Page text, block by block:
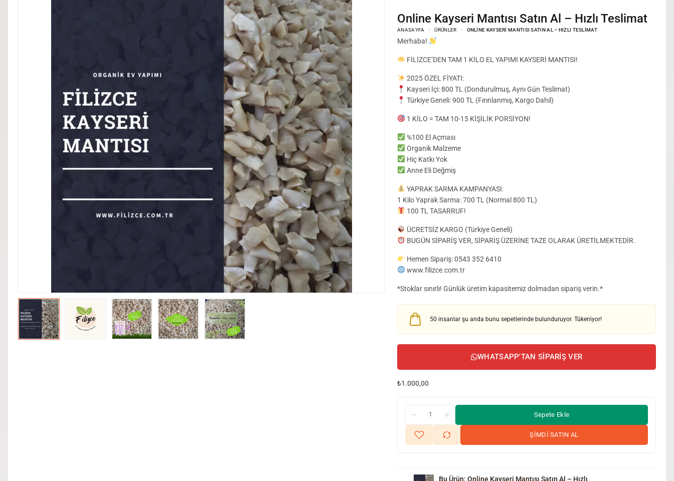
Online Kayseri Mantısı Satın Al – Hızlı Teslimat
ANASAYFA ÜRÜNLER ONLINE KAYSERI MANTISI SATIN AL – HIZLI TESLIMAT
Merhaba!
FİLİZCE’DEN TAM 1 KİLO EL YAPIMI KAYSERİ MANTISI!
2025 ÖZEL FİYATI:
Kayseri İçi: 800 TL (Dondurulmuş, Aynı Gün Teslimat)
Türkiye Geneli: 900 TL (Fırınlanmış, Kargo Dahil)
1 KİLO = TAM 10-15 KİŞİLİK PORSİYON!
%100 El Açması
Organik Malzeme
Hiç Katkı Yok
Anne Eli Değmiş
YAPRAK SARMA KAMPANYASI:
1 Kilo Yaprak Sarma: 700 TL (Normal 800 TL)
100 TL TASARRUF!
ÜCRETSİZ KARGO (Türkiye Geneli)
BUGÜN SİPARİŞ VER, SİPARİŞ ÜZERİNE TAZE OLARAK ÜRETİLMEKTEDİR.
Hemen Sipariş: 0543 352 6410
www.filizce.com.tr
*Stoklar sınırlı! Günlük üretim kapasitemiz dolmadan sipariş verin.*
50 insanlar şu anda bunu sepetlerinde bulunduruyor. Tükeniyor!
WHATSAPP'TAN SIPARIŞ VER
₺1.000,00
Sepete Ekle
ŞİMDİ SATIN AL
Mantısı
Bu Ürün: Online Kayseri Mantısı Satın Al – Hızlı
Yapımı